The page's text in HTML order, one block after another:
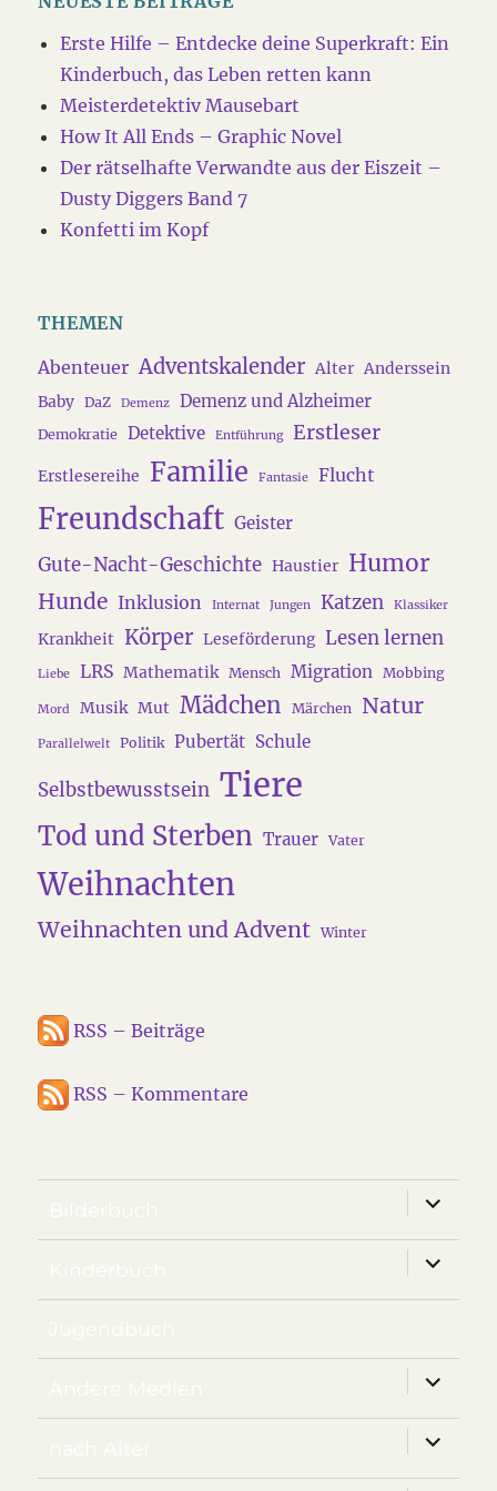
Erste Hilfe – Entdecke deine Superkraft: Ein
Kinderbuch, das Leben retten kann
Meisterdetektiv Mausebart
How It All Ends – Graphic Novel
Der rätselhafte Verwandte aus der Eiszeit –
Dusty Diggers Band 7
Konfetti im Kopf
THEMEN
Abenteuer Adventskalender Alter Anderssein
Baby
DaZ Demenz Demenz und Alzheimer
Demokratie Detektive Entführung Erstleser
Erstlesereihe Familie Fantasie Flucht
Freundschaft Geister
Gute-Nacht-Geschichte Haustier Humor
Hunde Inklusion Internat Jungen Katzen Klassiker
Krankheit Körper Leseförderung Lesen lernen
Liebe LRS Mathematik Mensch Migration Mobbing
Mord Musik Mut Mädchen Märchen Natur
Parallelwelt Politik Pubertät Schule
Selbstbewusstsein Tiere
Tod und Sterben Trauer Vater
Weihnachten
Weihnachten und Advent Winter
RSS – Beiträge
RSS – Kommentare